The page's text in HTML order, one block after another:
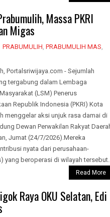
Massa PKRI
Migas
PRABUMULIH, PRABUMULIH MAS,
Portalsriwijaya.com - Sejumlah
tergabung dalam Lembaga
(LSM) Penerus
Republik Indonesia (PKRI) Kota
menggelar aksi unjuk rasa damai di
Dewan Perwakilan Rakyat
Jumat (24/7/2026).Mereka
nyata dari perusahaan-
yang beroperasi di wilayah
Read More
Raya OKU Selatan, Edi